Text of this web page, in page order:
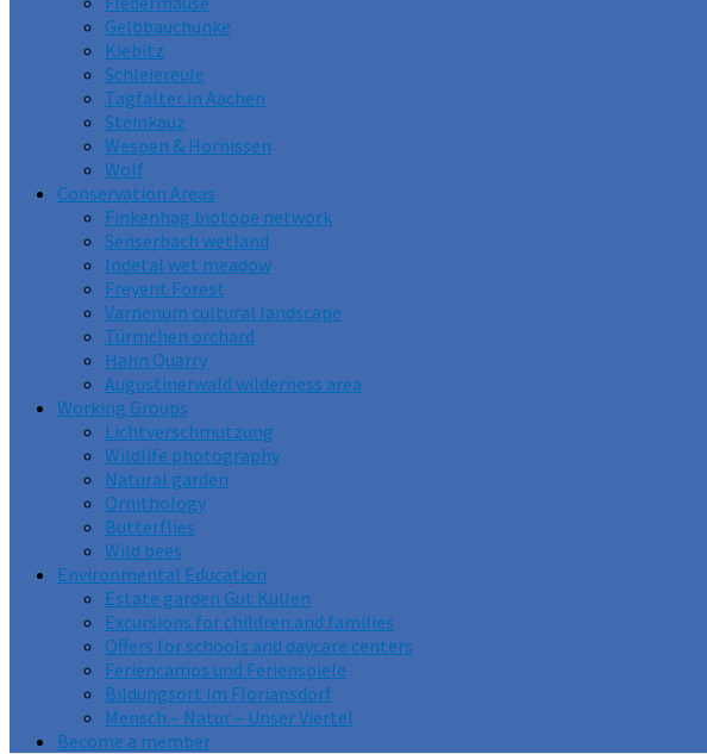
Gelbbauchunke
Kiebitz
Schleiereule
Tagfalter in Aachen
Steinkauz
Wespen & Hornissen
Wolf
Conservation Areas
Finkenhag biotope network
Senserbach wetland
Indetal wet meadow
Freyent Forest
Varnenum cultural landscape
Türmchen orchard
Hahn Quarry
Augustinerwald wilderness area
Working Groups
Lichtverschmutzung
Wildlife photography
Natural garden
Ornithology
Butterflies
Wild bees
Environmental Education
Estate garden Gut Kullen
Excursions for children and families
Offers for schools and daycare centers
Feriencamps und Ferienspiele
Bildungsort im Floriansdorf
Mensch – Natur – Unser Viertel
Become a member